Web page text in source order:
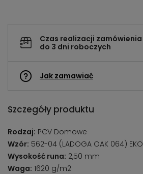
Czas realizacji zamówienia
do 3 dni roboczych
Jak zamawiać
Szczegóły produktu
Rodzaj: PCV Domowe
Wzór: 562-04 (LADOGA OAK 064) EKO
Wysokość runa: 2,50 mm
Waga: 1620 g/m2